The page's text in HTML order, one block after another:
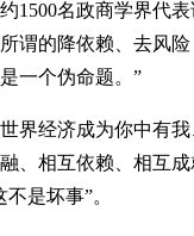
1500名政商学界代
谓的降依赖、去风
一个伪命题。”
界经济成为你中有
、相互依赖、相互成
是坏事”。